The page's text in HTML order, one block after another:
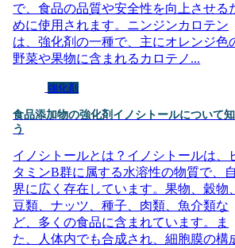
で、食品の品質や安全性を向上させる
めに使用されます。ニンジンカロテン
は、強化剤の一種で、主にオレンジ色
野菜や果物に含まれるカロテノ...
強化剤
食品添加物の強化剤イノシトールについて
う
イノシトールとは？イノシトールは、
タミンB群に属する水溶性の物質で、
界に広く存在しています。果物、穀物、
豆類、ナッツ、種子、肉類、魚介類な
ど、多くの食品に含まれています。ま
た、人体内でも合成され、細胞膜の構